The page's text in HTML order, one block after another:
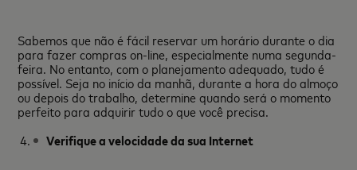
Sabemos que não é fácil reservar um horário durante o dia
para fazer compras on-line, especialmente numa segunda-
feira. No entanto, com o planejamento adequado, tudo é
possível. Seja no início da manhã, durante a hora do almoço
ou depois do trabalho, determine quando será o momento
perfeito para adquirir tudo o que você precisa.
Verifique a velocidade da sua Internet